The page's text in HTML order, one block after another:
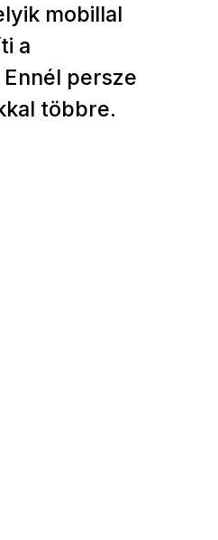
mobillal
a
persze
többre.